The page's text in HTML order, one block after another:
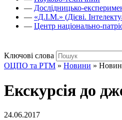
— Дослідницько-
— «Д.І.М.» (Дієві.
— Центр національно-
Ключові слова
ОЦПО та РТМ » Новини »
Екскурсія до
24.06.2017